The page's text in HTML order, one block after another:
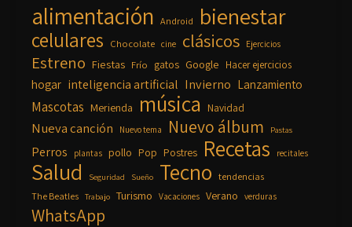
alimentación Android bienestar
celulares Chocolate cine clásicos Ejercicios
Estreno Fiestas Frío gatos Google Hacer ejercicios
hogar inteligencia artificial Invierno Lanzamiento
Mascotas Merienda música Navidad
Nueva canción Nuevo tema Nuevo álbum Pastas
Perros plantas pollo Pop Postres Recetas recitales
Salud Seguridad Sueño Tecno tendencias
The Beatles Trabajo Turismo Vacaciones Verano verduras
WhatsApp